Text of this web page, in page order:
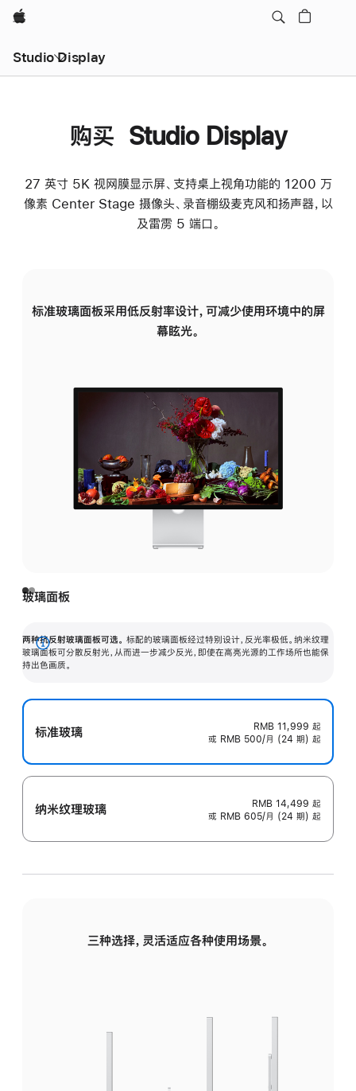
Apple
Studio Display
购买 Studio Display
27 英寸 5K 视网膜显示屏、支持桌上视角功能的 1200 万
像素 Center Stage 摄像头、录音棚级麦克风和扬声器，以
及雷雳 5 端口。
标准玻璃面板采用低反射率设计，可减少使用环境中的屏
幕眩光。
玻璃面板
两种抗反射玻璃面板可选。 标配的玻璃面板经过特别设计，反光率极低。纳米纹理
玻璃面板可分散反射光，从而进一步减少反光，即使在高亮光源的工作场所也能保
持出色画质。
展
开
标准玻璃 RMB 11,999 起
或 RMB 500/月 (24 期) 起
纳米纹理玻璃 RMB 14,499 起
或 RMB 605/月 (24 期) 起
三种选择，灵活适应各种使用场景。